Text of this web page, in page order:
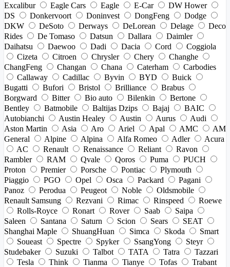
Excalibur
Eagle Cars Eagle E-Car
DW Hower
DS
Donkervoort Doninvest DongFeng
Dodge
DKW
DeSoto Derways DeLorean Delage
Deco
Rides
De Tomaso Datsun Dallara
Daimler
Daihatsu
Daewoo Dadi Dacia Cord
Coggiola
Cizeta
Citroen Chrysler Chery
Changhe
ChangFeng
Changan Chana Caterham
Carbodies
Callaway
Cadillac Byvin BYD
Buick
Bugatti
Bufori Bristol Brilliance
Brabus
Borgward
Bitter Bio auto Bilenkin
Bertone
Bentley
Batmobile Baltijas Dzips Bajaj
BAIC
Autobianchi
Austin Healey Austin Aurus
Audi
Aston Martin
Asia Aro Ariel Apal AMC
AM
General
Alpine Alpina Alfa Romeo Adler
Acura
AC
Renault Renaissance Reliant
Ravon
Rambler
RAM Qvale Qoros Puma
PUCH
Proton
Premier Porsche Pontiac
Plymouth
Piaggio
PGO Opel Osca Packard
Pagani
Panoz
Perodua Peugeot Noble
Oldsmobile
Renault Samsung
Rezvani Rimac Rinspeed
Roewe
Rolls-Royce
Ronart Rover Saab
Saipa
Saleen
Santana Saturn Scion Sears
SEAT
Shanghai Maple
ShuangHuan Simca Skoda
Smart
Soueast
Spectre Spyker SsangYong
Steyr
Studebaker
Suzuki Talbot TATA Tatra
Tazzari
Tesla
Think Tianma Tianye Tofas
Trabant